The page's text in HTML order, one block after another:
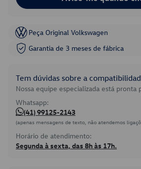
Peça Original Volkswagen
Garantia de 3 meses de fábrica
Tem dúvidas sobre a
Nossa equipe especializada está pronta
Whatsapp:
(41) 99125-2143
(apenas mensagens de texto, não atendemos
Horário de atendimento:
Segunda à sexta, das 8h às 17h.